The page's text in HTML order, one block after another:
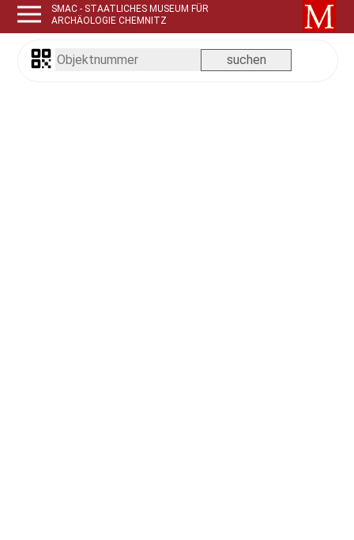
SMAC - STAATLICHES MUSEUM FÜR
ARCHÄOLOGIE CHEMNITZ